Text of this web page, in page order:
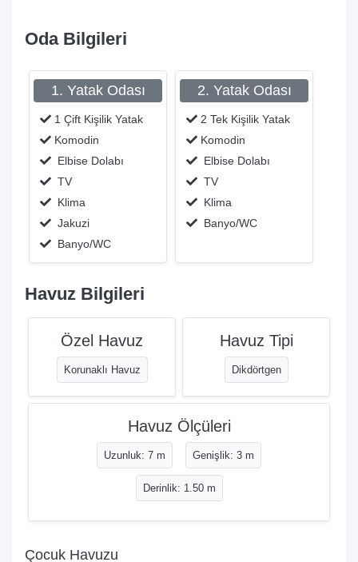
Oda Bilgileri
1. Yatak Odası
1 Çift Kişilik Yatak
Komodin
Elbise Dolabı
TV
Klima
Jakuzi
Banyo/WC
2. Yatak Odası
2 Tek Kişilik Yatak
Komodin
Elbise Dolabı
TV
Klima
Banyo/WC
Havuz Bilgileri
Özel Havuz
Korunaklı Havuz
Havuz Tipi
Dikdörtgen
Havuz Ölçüleri
Uzunluk: 7 m Genişlik: 3 m
Derinlik: 1.50 m
Çocuk Havuzu